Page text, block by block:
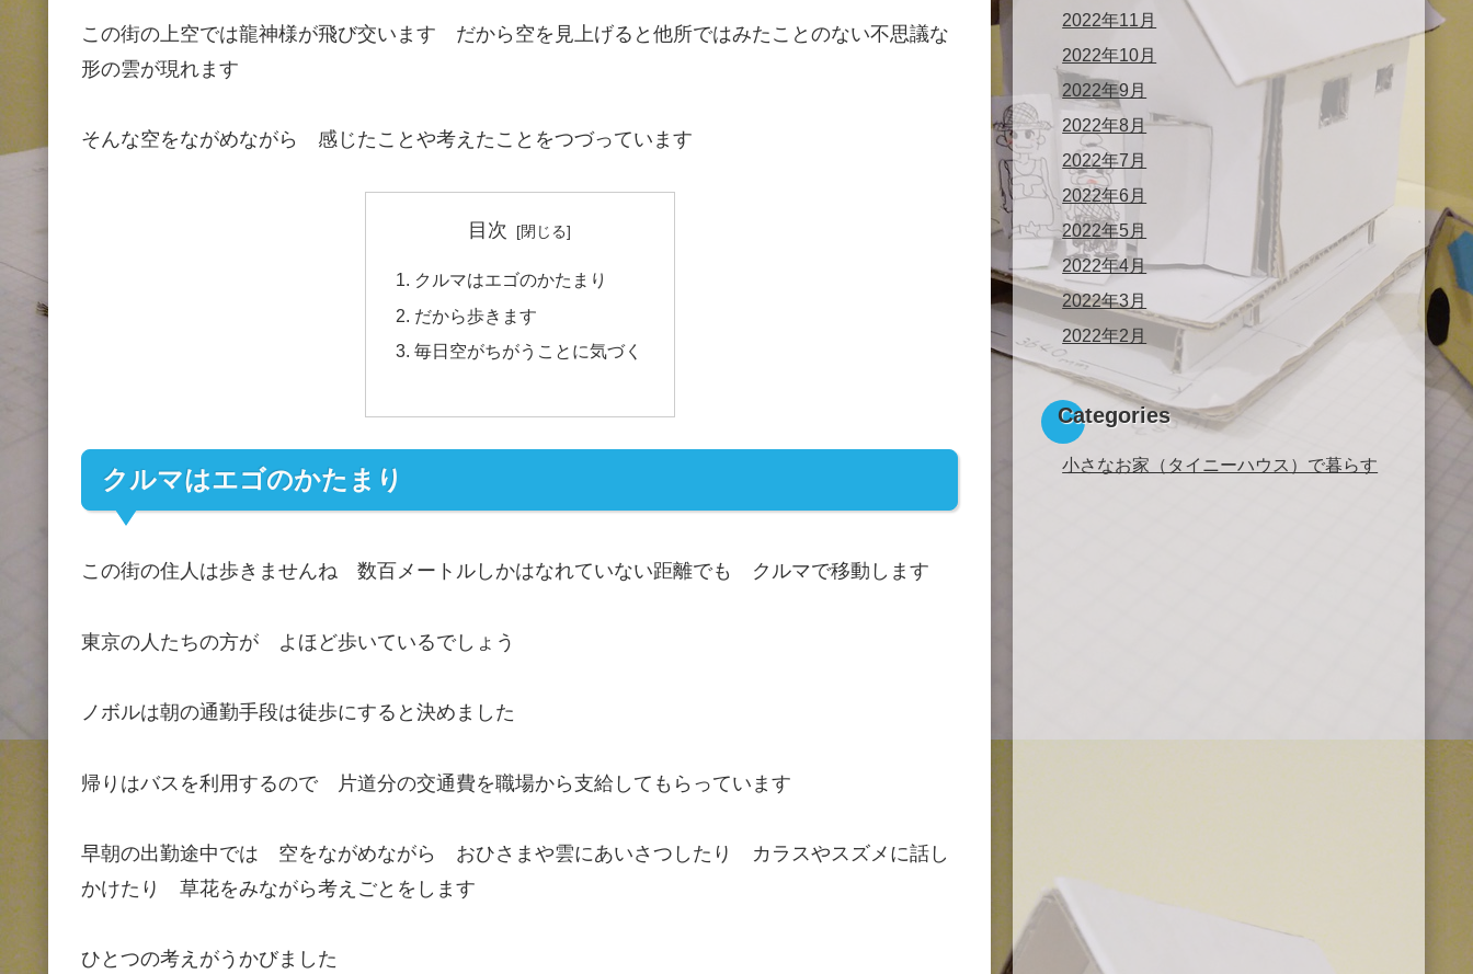
この街の上空では龍神様が飛び交います だから空を見上げると他所ではみたことのない不思議な
形の雲が現れます
そんな空をながめながら 感じたことや考えたことをつづっています
目次
クルマはエゴのかたまり
だから歩きます
毎日空がちがうことに気づく
クルマはエゴのかたまり
この街の住人は歩きませんね 数百メートルしかはなれていない距離でも クルマで移動します
東京の人たちの方が よほど歩いているでしょう
ノボルは朝の通勤手段は徒歩にすると決めました
帰りはバスを利用するので 片道分の交通費を職場から支給してもらっています
早朝の出勤途中では 空をながめながら おひさまや雲にあいさつしたり カラスやスズメに話し
かけたり 草花をみながら考えごとをします
ひとつの考えがうかびました
2022年11月
2022年10月
2022年9月
2022年8月
2022年7月
2022年6月
2022年5月
2022年4月
2022年3月
2022年2月
Categories
小さなお家（タイニーハウス）で暮らす